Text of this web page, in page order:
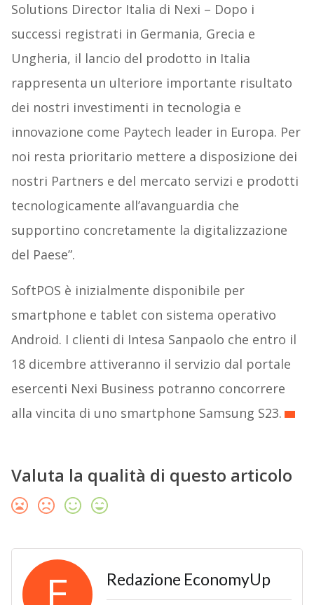
Solutions Director Italia di Nexi – Dopo i
successi registrati in Germania, Grecia e
Ungheria, il lancio del prodotto in Italia
rappresenta un ulteriore importante risultato
dei nostri investimenti in tecnologia e
innovazione come Paytech leader in Europa. Per
noi resta prioritario mettere a disposizione dei
nostri Partners e del mercato servizi e prodotti
tecnologicamente all’avanguardia che
supportino concretamente la digitalizzazione
del Paese”.
SoftPOS è inizialmente disponibile per
smartphone e tablet con sistema operativo
Android. I clienti di Intesa Sanpaolo che entro il
18 dicembre attiveranno il servizio dal portale
esercenti Nexi Business potranno concorrere
alla vincita di uno smartphone Samsung S23.
Valuta la qualità di questo articolo
Redazione EconomyUp